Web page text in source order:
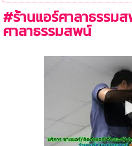
#ร้านแอร์ศาลาธรรม
ศาลาธรรมสพน์